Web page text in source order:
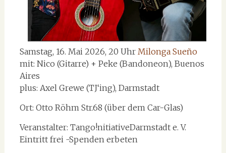
Samstag, 16. Mai 2026, 20 Uhr Milonga Sueño
mit: Nico (Gitarre) + Peke (Bandoneon), Buenos
Aires
plus: Axel Grewe (TJ‘ing), Darmstadt
Ort: Otto Röhm Str.68 (über dem Car-Glas)
Veranstalter: Tango!nitiativeDarmstadt e. V.
Eintritt frei -Spenden erbeten